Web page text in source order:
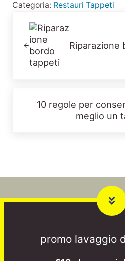
Categoria: Restauri Tappeti
Riparazione
10 regole per
meglio un
promo lavaggio